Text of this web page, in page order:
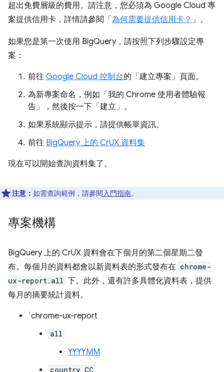
超出免費層級的費用。請注意，您必須為 Google Cloud 專
案提供信用卡，詳情請參閱「 為何需要提供信用卡？ 」。
如果您是第一次使用 BigQuery，請按照下列步驟設定專
案：
前往 Google Cloud 控制台的「建立專案」 頁面。
為新專案命名，例如「我的 Chrome 使用者體驗報
告」，然後按一下「建立」。
如果系統顯示提示，請提供帳單資訊。
前往 BigQuery 上的 CrUX 資料集
現在可以開始查詢資料集了。
注意： 如需查詢範例，請參閱入門指南。
專案機構
BigQuery 上的 CrUX 資料會在下個月的第二個星期二發
布。每個月的資料都會以新資料表的形式發布在 chrome-
ux-report.all 下。此外，還有許多具體化資料表，提供
每月的摘要統計資料。
`chrome-ux-report
all
YYYYMM
country_CC